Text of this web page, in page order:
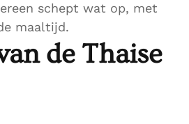
schept wat op, met
maaltijd.
de Thaise